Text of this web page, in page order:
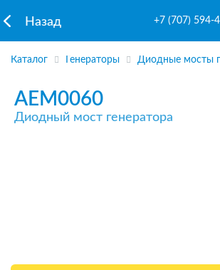
Назад +7 (707) 594-
Каталог Генераторы Диодные мосты
AEM0060
Диодный мост генератора